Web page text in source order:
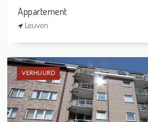
Appartement
Leuven
VERHUURD
Verhuurd: Appartement